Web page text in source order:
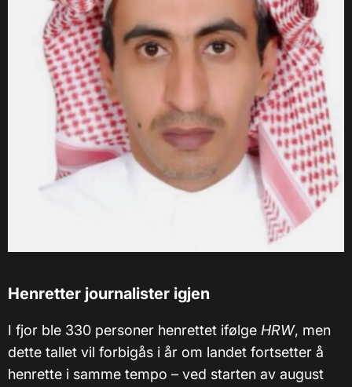
Henretter journalister igjen
I fjor ble 330 personer henrettet ifølge HRW, men
dette tallet vil forbigås i år om landet fortsetter å
henrette i samme tempo – ved starten av august